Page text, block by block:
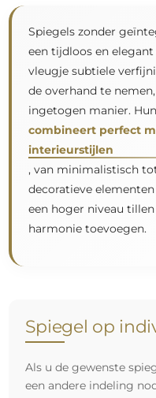
Spiegels zonder
een tijdloos en
vleugje subtiele
de overhand te
ingetogen manier.
combineert perfect
interieurstijlen
, van minimalistisch
decoratieve
een hoger niveau
harmonie toevoegen.
Spiegel op
Als u de gewenste
een andere indeling